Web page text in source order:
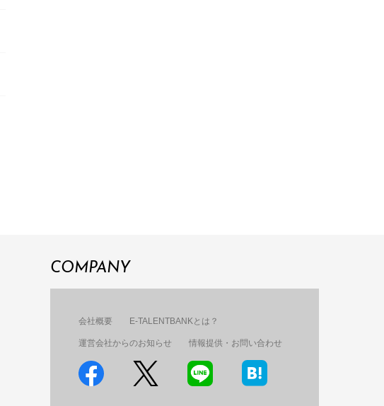
COMPANY
会社概要 E-TALENTBANKとは？
運営会社からのお知らせ 情報提供・お問い合わせ